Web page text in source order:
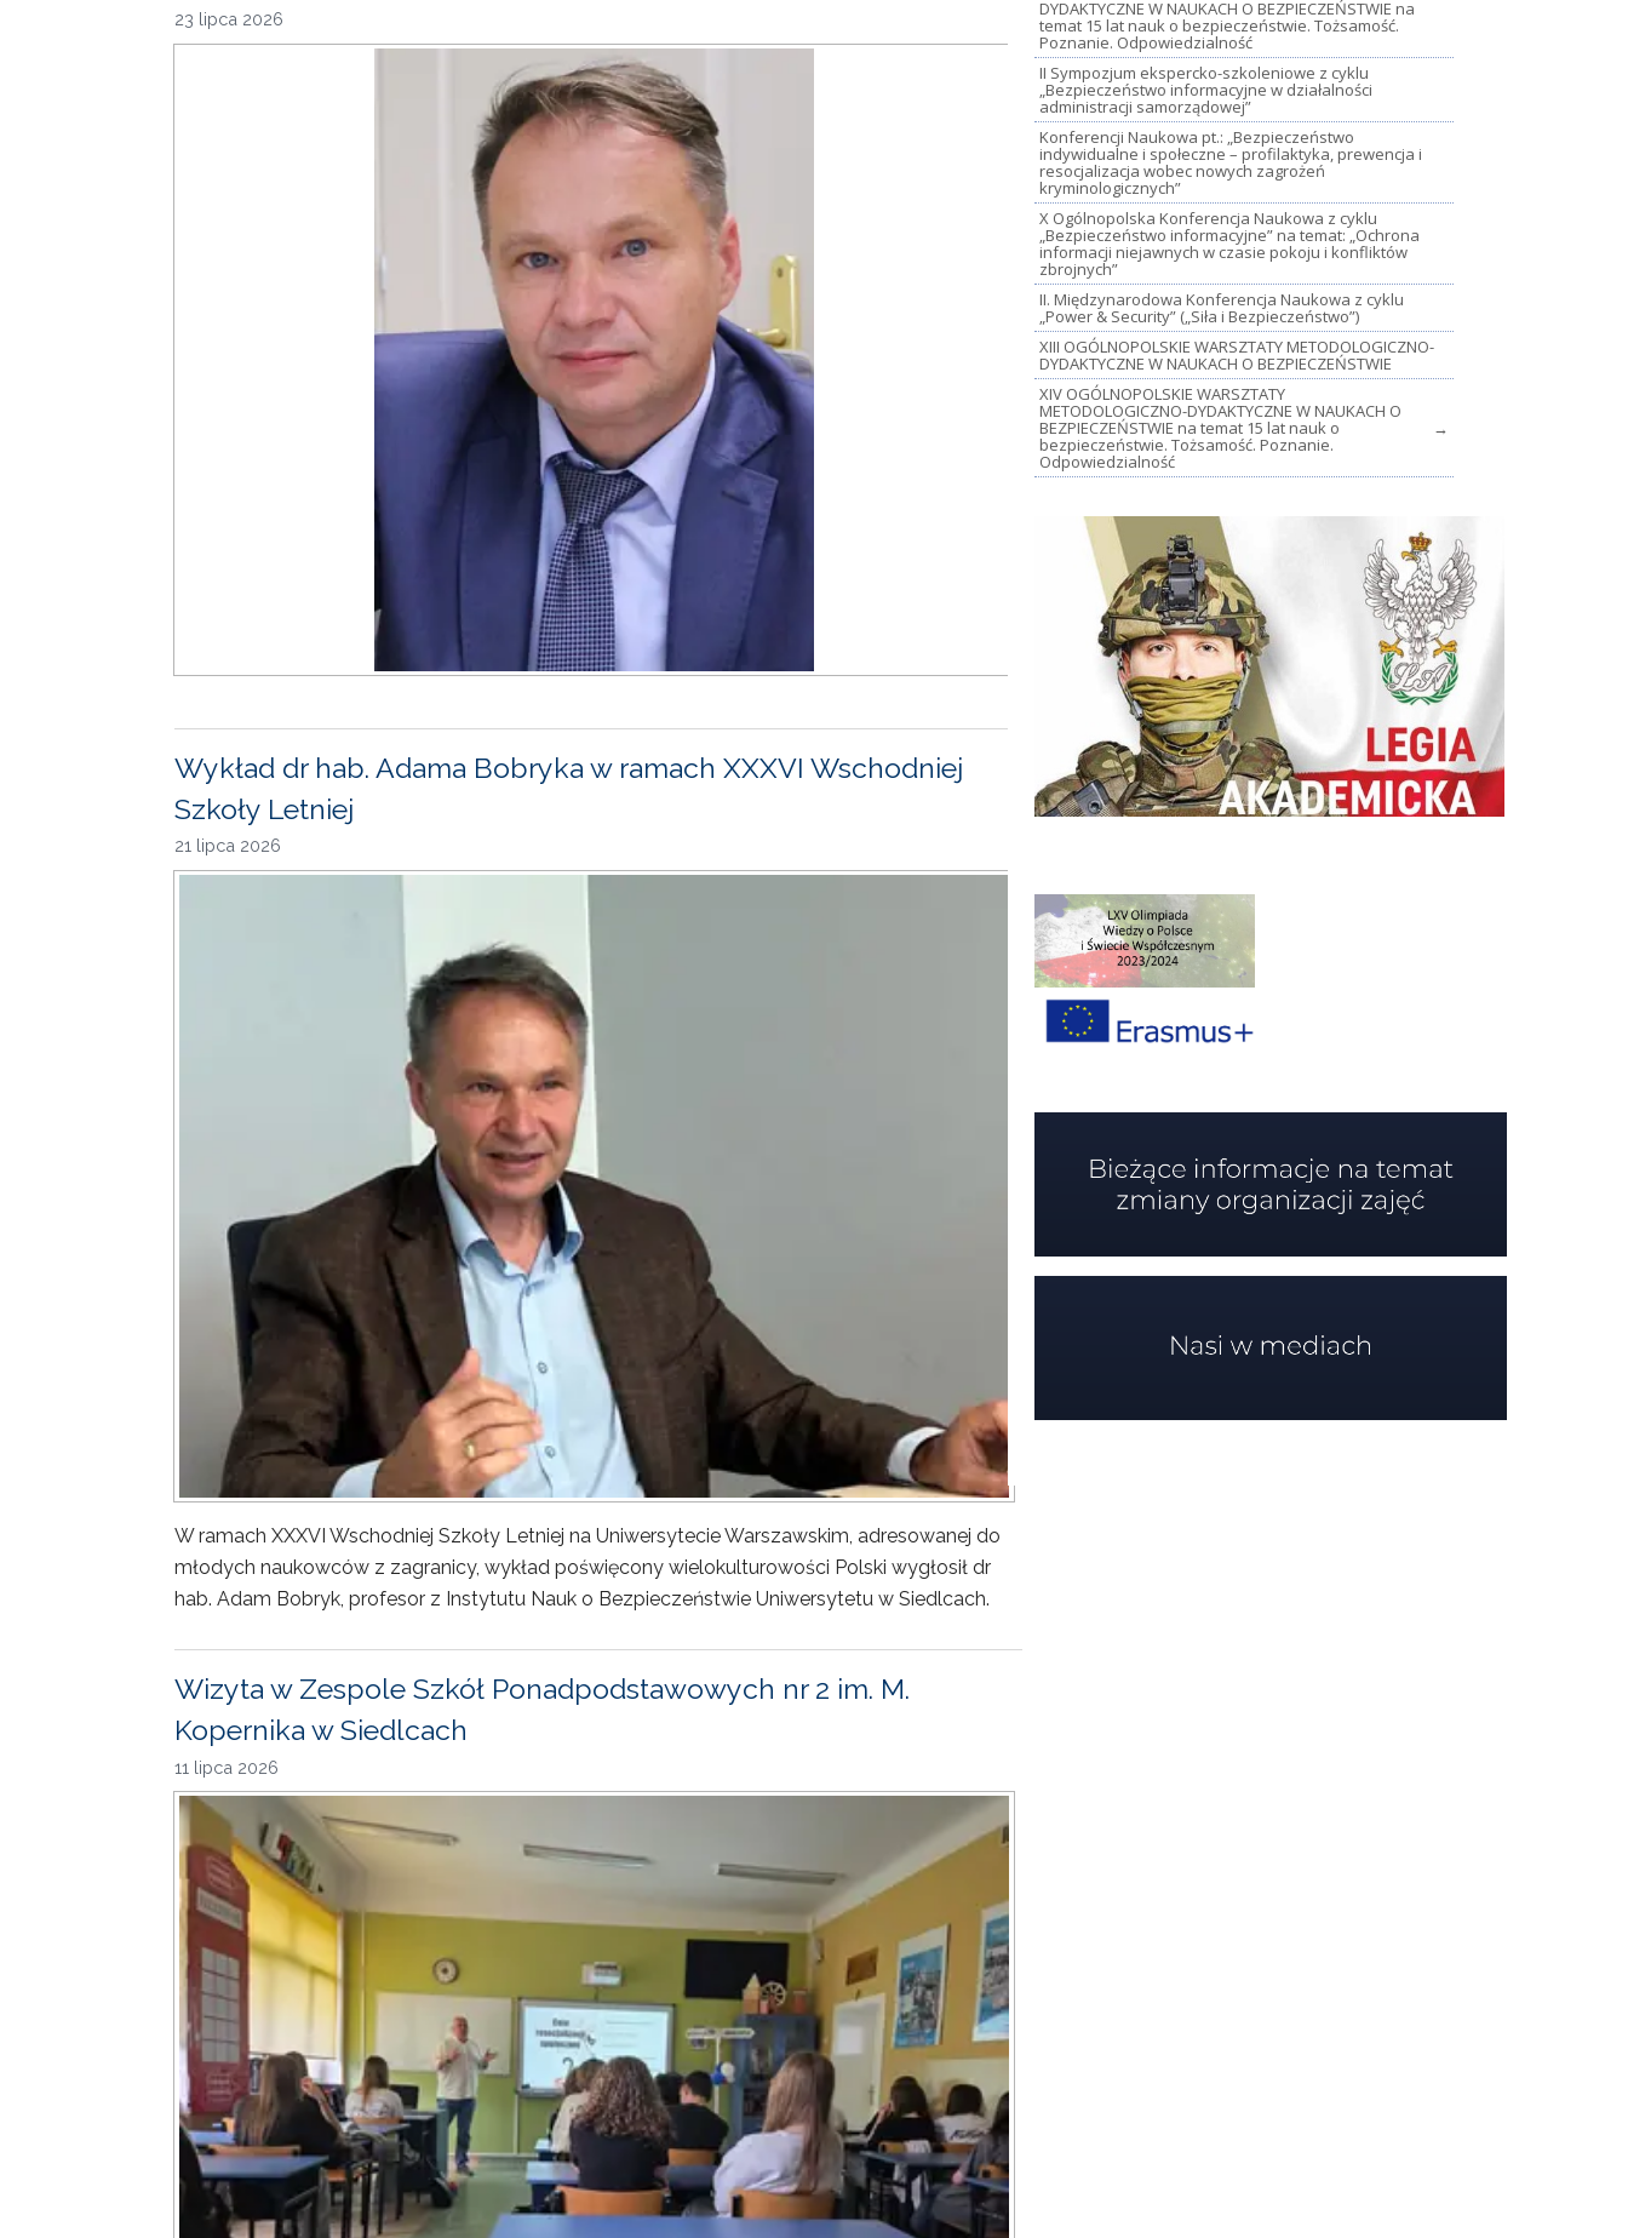
23 lipca 2026
Wykład dr hab. Adama Bobryka w ramach XXXVI Wschodniej
Szkoły Letniej
21 lipca 2026
W ramach XXXVI Wschodniej Szkoły Letniej na Uniwersytecie Warszawskim, adresowanej do
młodych naukowców z zagranicy, wykład poświęcony wielokulturowości Polski wygłosił dr
hab. Adam Bobryk, profesor z Instytutu Nauk o Bezpieczeństwie Uniwersytetu w Siedlcach.
Wizyta w Zespole Szkół Ponadpodstawowych nr 2 im. M.
Kopernika w Siedlcach
11 lipca 2026
DYDAKTYCZNE W NAUKACH O BEZPIECZEŃSTWIE na
temat 15 lat nauk o bezpieczeństwie. Tożsamość.
Poznanie. Odpowiedzialność
II Sympozjum ekspercko-szkoleniowe z cyklu
„Bezpieczeństwo informacyjne w działalności
administracji samorządowej”
Konferencji Naukowa pt.: „Bezpieczeństwo
indywidualne i społeczne – profilaktyka, prewencja i
resocjalizacja wobec nowych zagrożeń
kryminologicznych”
X Ogólnopolska Konferencja Naukowa z cyklu
„Bezpieczeństwo informacyjne” na temat: „Ochrona
informacji niejawnych w czasie pokoju i konfliktów
zbrojnych”
II. Międzynarodowa Konferencja Naukowa z cyklu
„Power & Security” („Siła i Bezpieczeństwo”)
XIII OGÓLNOPOLSKIE WARSZTATY METODOLOGICZNO-
DYDAKTYCZNE W NAUKACH O BEZPIECZEŃSTWIE
XIV OGÓLNOPOLSKIE WARSZTATY
METODOLOGICZNO-DYDAKTYCZNE W NAUKACH O
BEZPIECZEŃSTWIE na temat 15 lat nauk o
bezpieczeństwie. Tożsamość. Poznanie.
Odpowiedzialność
→